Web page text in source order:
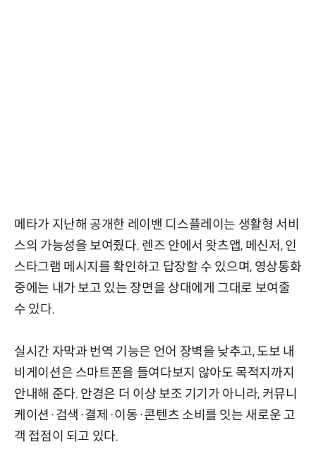
메타가 지난해 공개한 레이밴 디스플레이는 생활형 서비
스의 가능성을 보여줬다. 렌즈 안에서 왓츠앱, 메신저, 인
스타그램 메시지를 확인하고 답장할 수 있으며, 영상통화
중에는 내가 보고 있는 장면을 상대에게 그대로 보여줄
수 있다.
실시간 자막과 번역 기능은 언어 장벽을 낮추고, 도보 내
비게이션은 스마트폰을 들여다보지 않아도 목적지까지
안내해 준다. 안경은 더 이상 보조 기기가 아니라, 커뮤니
케이션·검색·결제·이동·콘텐츠 소비를 잇는 새로운 고
객 접점이 되고 있다.